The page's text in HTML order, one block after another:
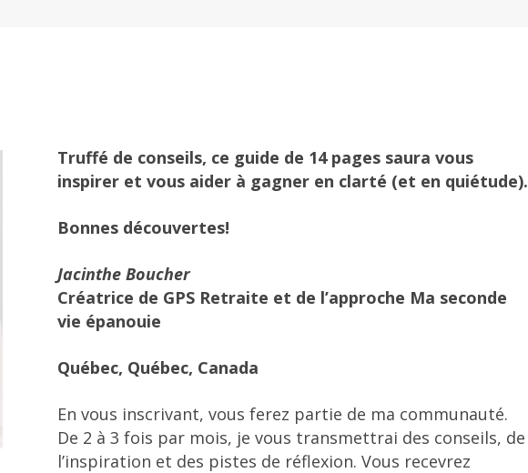
Truffé de conseils, ce guide de 14 pages saura vous
inspirer et vous aider à gagner en clarté (et en quiétude).
Bonnes découvertes!
Jacinthe Boucher
Créatrice de GPS Retraite et de l’approche Ma seconde
vie épanouie
Québec, Québec, Canada
En vous inscrivant, vous ferez partie de ma communauté.
De 2 à 3 fois par mois, je vous transmettrai des conseils, de
l’inspiration et des pistes de réflexion. Vous recevrez